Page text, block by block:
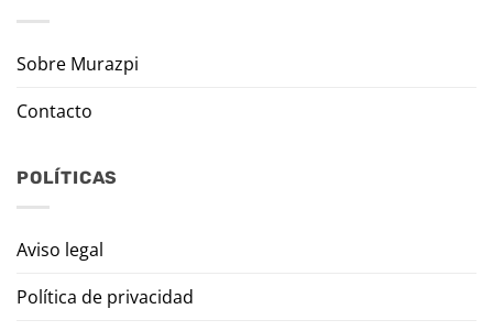
Sobre Murazpi
Contacto
POLÍTICAS
Aviso legal
Política de privacidad